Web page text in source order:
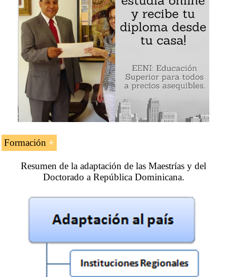
Formación
Adaptación para los estudiantes dominicanos de los
programas superiores online impartidos por EENI Global
Transporte Internacional,Negocios en África
Resumen de la adaptación de las Maestrías y del
Doctorado a República Dominicana.